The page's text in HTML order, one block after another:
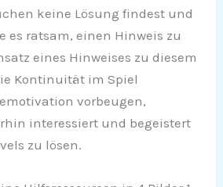
keine Lösung findest und
es ratsam, einen Hinweis zu
eines Hinweises zu diesem
Kontinuität im Spiel
vorbeugen,
interessiert und begeistert
zu lösen.